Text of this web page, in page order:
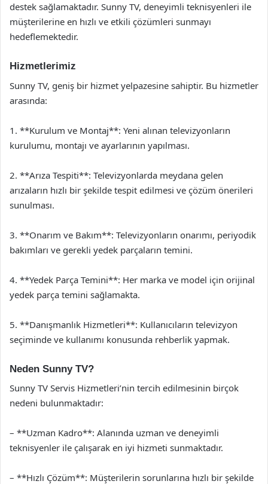
destek sağlamaktadır. Sunny TV, deneyimli teknisyenleri ile
müşterilerine en hızlı ve etkili çözümleri sunmayı
hedeflemektedir.
Hizmetlerimiz
Sunny TV, geniş bir hizmet yelpazesine sahiptir. Bu hizmetler
arasında:
1. **Kurulum ve Montaj**: Yeni alınan televizyonların
kurulumu, montajı ve ayarlarının yapılması.
2. **Arıza Tespiti**: Televizyonlarda meydana gelen
arızaların hızlı bir şekilde tespit edilmesi ve çözüm önerileri
sunulması.
3. **Onarım ve Bakım**: Televizyonların onarımı, periyodik
bakımları ve gerekli yedek parçaların temini.
4. **Yedek Parça Temini**: Her marka ve model için orijinal
yedek parça temini sağlamakta.
5. **Danışmanlık Hizmetleri**: Kullanıcıların televizyon
seçiminde ve kullanımı konusunda rehberlik yapmak.
Neden Sunny TV?
Sunny TV Servis Hizmetleri’nin tercih edilmesinin birçok
nedeni bulunmaktadır:
– **Uzman Kadro**: Alanında uzman ve deneyimli
teknisyenler ile çalışarak en iyi hizmeti sunmaktadır.
– **Hızlı Çözüm**: Müşterilerin sorunlarına hızlı bir şekilde